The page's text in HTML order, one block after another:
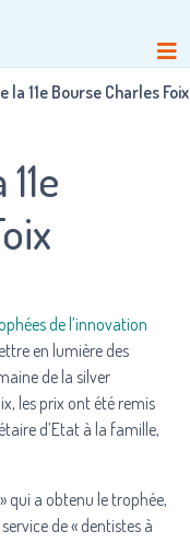
la 11e Bourse Charles Foix
de l’innovation
en lumière des
de la silver
les prix ont été remis
d’Etat à la famille,
qui a obtenu le trophée,
de « dentistes à